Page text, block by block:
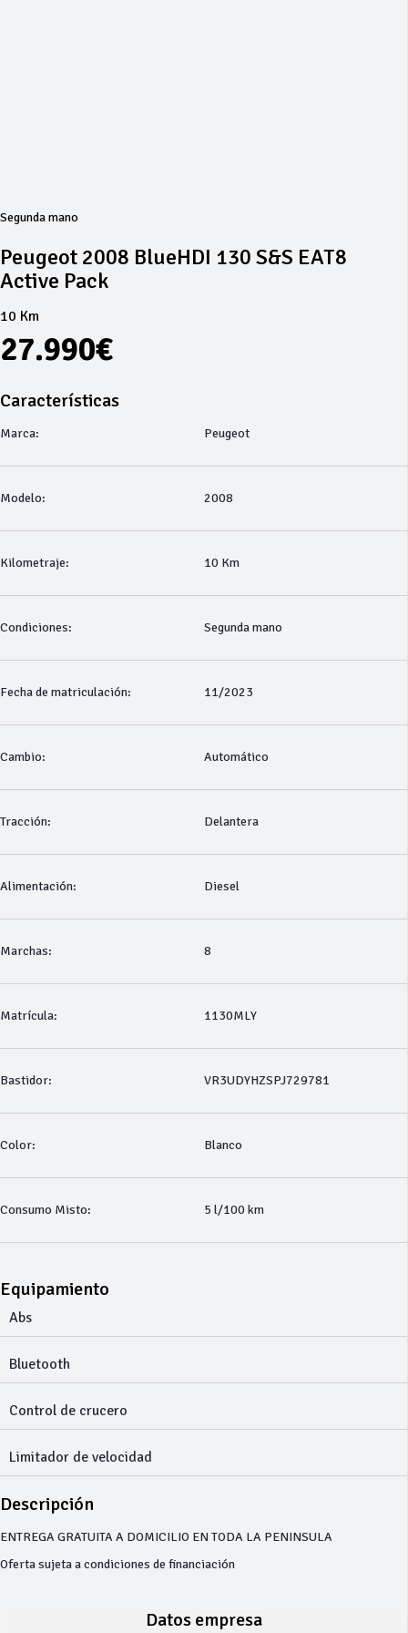
Segunda mano
Peugeot 2008 BlueHDI 130 S&S EAT8
Active Pack
10 Km
27.990€
Características
Marca: Peugeot
Modelo: 2008
Kilometraje: 10 Km
Condiciones: Segunda mano
Fecha de matriculación: 11/2023
Cambio: Automático
Tracción: Delantera
Alimentación: Diesel
Marchas: 8
Matrícula: 1130MLY
Bastidor: VR3UDYHZSPJ729781
Color: Blanco
Consumo Misto: 5 l/100 km
Equipamiento
Abs
Bluetooth
Control de crucero
Limitador de velocidad
Descripción
ENTREGA GRATUITA A DOMICILIO EN TODA LA PENINSULA
Oferta sujeta a condiciones de financiación
Datos empresa